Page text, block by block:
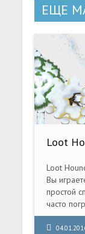
ЕЩЕ
Loot
Loot
Вы
простой
часто
собаку
чего